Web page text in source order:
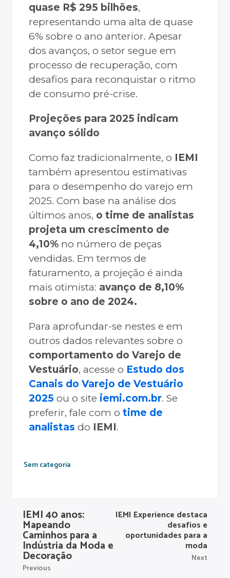
quase R$ 295 bilhões,
representando uma alta de quase
6% sobre o ano anterior. Apesar
dos avanços, o setor segue em
processo de recuperação, com
desafios para reconquistar o ritmo
de consumo pré-crise.
Projeções para 2025 indicam
avanço sólido
Como faz tradicionalmente, o IEMI
também apresentou estimativas
para o desempenho do varejo em
2025. Com base na análise dos
últimos anos, o time de analistas
projeta um crescimento de
4,10% no número de peças
vendidas. Em termos de
faturamento, a projeção é ainda
mais otimista: avanço de 8,10%
sobre o ano de 2024.
Para aprofundar-se nestes e em
outros dados relevantes sobre o
comportamento do Varejo de
Vestuário, acesse o Estudo dos
Canais do Varejo de Vestuário
2025 ou o site iemi.com.br. Se
preferir, fale com o time de
analistas do IEMI.
Sem categoria
IEMI 40 anos:
Mapeando
Caminhos para a
Indústria da Moda e
Decoração
Previous
IEMI Experience destaca
desafios e
oportunidades para a
moda
Next